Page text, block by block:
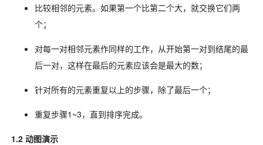
比较相邻的元素。如果第一个比第二个大，就交换它们两
个；
对每一对相邻元素作同样的工作，从开始第一对到结尾的最
后一对，这样在最后的元素应该会是最大的数；
针对所有的元素重复以上的步骤，除了最后一个；
重复步骤1~3，直到排序完成。
1.2 动图演示